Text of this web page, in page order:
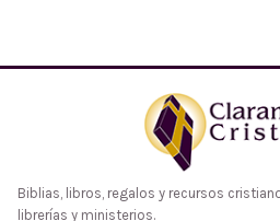
Biblias, libros, regalos y recursos
librerías y ministerios.